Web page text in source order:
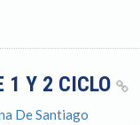
1 Y 2 CICLO
De Santiago